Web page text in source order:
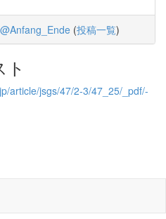
@Anfang_Ende (投稿一覧)
article/jsgs/47/2-3/47_25/_pdf/-